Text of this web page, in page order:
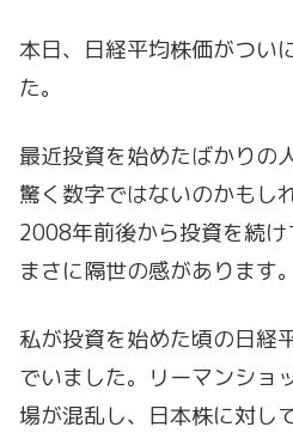
本日、日経平均株価がつい
た。
最近投資を始めたばかりの
驚く数字ではないのかもし
2008年前後から投資を続け
まさに隔世の感があります。
私が投資を始めた頃の日経
でいました。リーマンショ
場が混乱し、日本株に対し